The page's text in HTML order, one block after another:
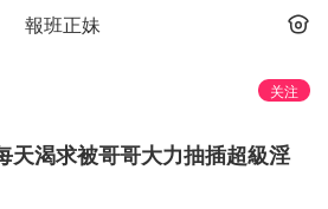
報班正妹
关注
天渴求被哥哥大力抽插超級淫